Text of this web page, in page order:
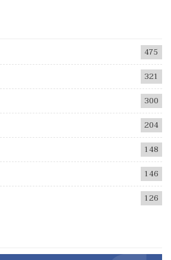
475
321
300
204
148
146
126